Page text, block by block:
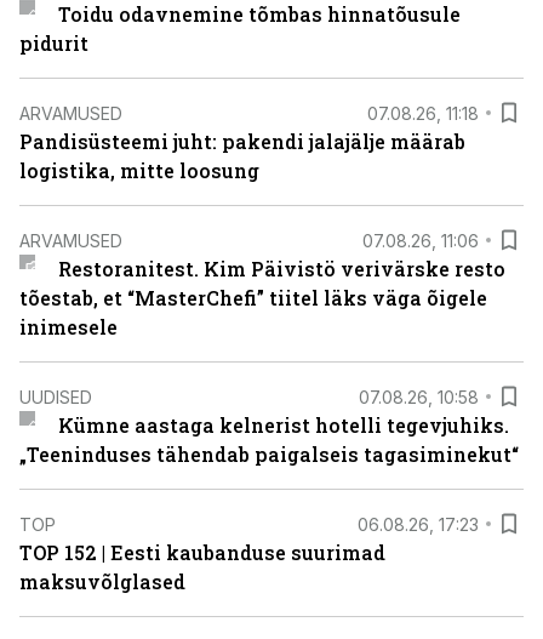
Toidu odavnemine tõmbas hinnatõusule
pidurit
ARVAMUSED 07.08.26, 11:18
Pandisüsteemi juht: pakendi jalajälje määrab
logistika, mitte loosung
ARVAMUSED 07.08.26, 11:06
Restoranitest. Kim Päivistö verivärske resto
tõestab, et “MasterChefi” tiitel läks väga õigele
inimesele
UUDISED 07.08.26, 10:58
Kümne aastaga kelnerist hotelli tegevjuhiks.
„Teeninduses tähendab paigalseis tagasiminekut“
TOP 06.08.26, 17:23
TOP 152 | Eesti kaubanduse suurimad
maksuvõlglased